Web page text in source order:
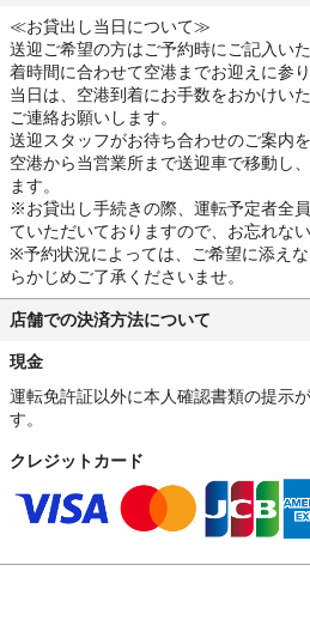
≪お貸出し当日について≫
送迎ご希望の方はご予約時にご記入い
着時間に合わせて空港までお迎えに参り
当日は、空港到着にお手数をおかけい
ご連絡お願いします。
送迎スタッフがお待ち合わせのご案内
空港から当営業所まで送迎車で移動し
ます。
※お貸出し手続きの際、運転予定者全
ていただいておりますので、お忘れな
※予約状況によっては、ご希望に添え
らかじめご了承くださいませ。
店舗での決済方法について
現金
運転免許証以外に本人確認書類の提示
す。
クレジットカード